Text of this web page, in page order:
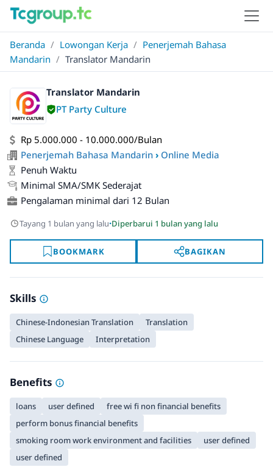
Beranda / Lowongan Kerja / Penerjemah Bahasa
Mandarin / Translator Mandarin
Translator Mandarin
PT Party Culture
Rp 5.000.000 - 10.000.000/Bulan
Penerjemah Bahasa Mandarin › Online Media
Penuh Waktu
Minimal SMA/SMK Sederajat
Pengalaman minimal dari 12 Bulan
Tayang 1 bulan yang lalu·Diperbarui 1 bulan yang lalu
BOOKMARK BAGIKAN
Skills
Chinese-Indonesian Translation
Translation
Chinese Language
Interpretation
Benefits
loans user defined
free wi fi non financial benefits
perform bonus financial benefits
smoking room work environment and facilities
user defined
user defined